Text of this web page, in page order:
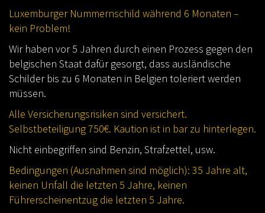
Luxemburger Nummernschild während 6 Monaten –
kein Problem!
Wir haben vor 5 Jahren durch einen Prozess gegen den
belgischen Staat dafür gesorgt, dass ausländische
Schilder bis zu 6 Monaten in Belgien toleriert werden
müssen.
Alle Versicherungsrisiken sind versichert.
Selbstbeteiligung 750€. Kaution ist in bar zu hinterlegen.
Nicht einbegriffen sind Benzin, Strafzettel, usw.
Bedingungen (Ausnahmen sind möglich): 35 Jahre alt,
keinen Unfall die letzten 5 Jahre, keinen
Führerscheinentzug die letzten 5 Jahre.